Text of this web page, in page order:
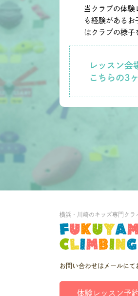
当クラブの体験
も経験がある
はクラブの様子
レッスン会
こちらの3
横浜・川崎のキッズ専門クラ
お問い合わせはメールにて
体験レッスン予